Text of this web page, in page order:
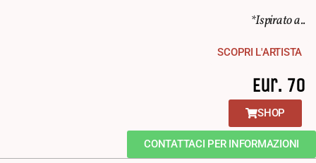
*Ispirato a..
SCOPRI L'ARTISTA
Eur. 70
SHOP
CONTATTACI PER INFORMAZIONI